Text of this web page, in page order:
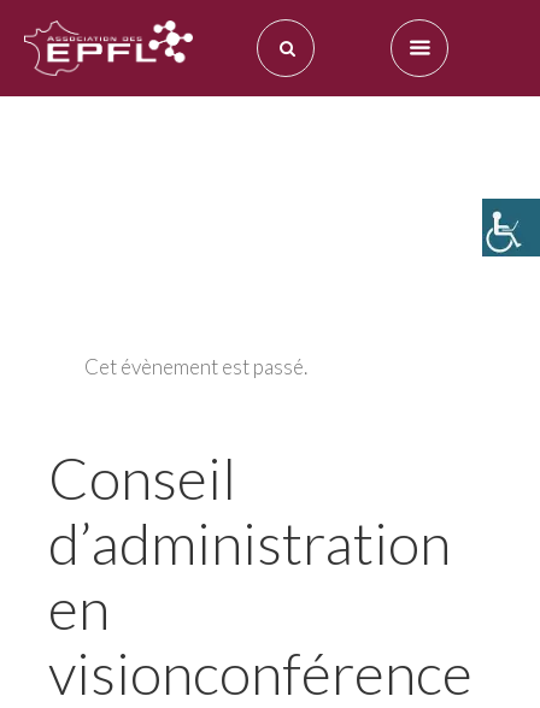
Cet évènement est passé.
Conseil
d’administration
en
visionconférence